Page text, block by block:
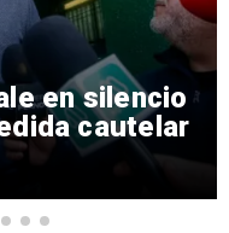
en silencio
cautelar